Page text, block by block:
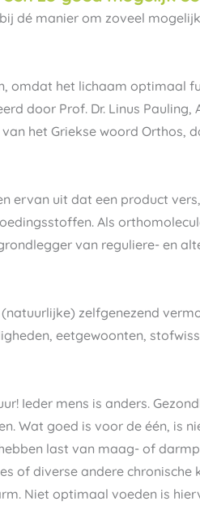
dé manier om zoveel
omdat het lichaam optimaal
door Prof. Dr. Linus
het Griekse woord Orthos,
ervan uit dat een product
Als
van reguliere- en
zelfgenezend
eetgewoonten,
Ieder mens is anders.
Wat goed is voor de één, is
last van maag- of
of diverse andere
Niet optimaal voeden is